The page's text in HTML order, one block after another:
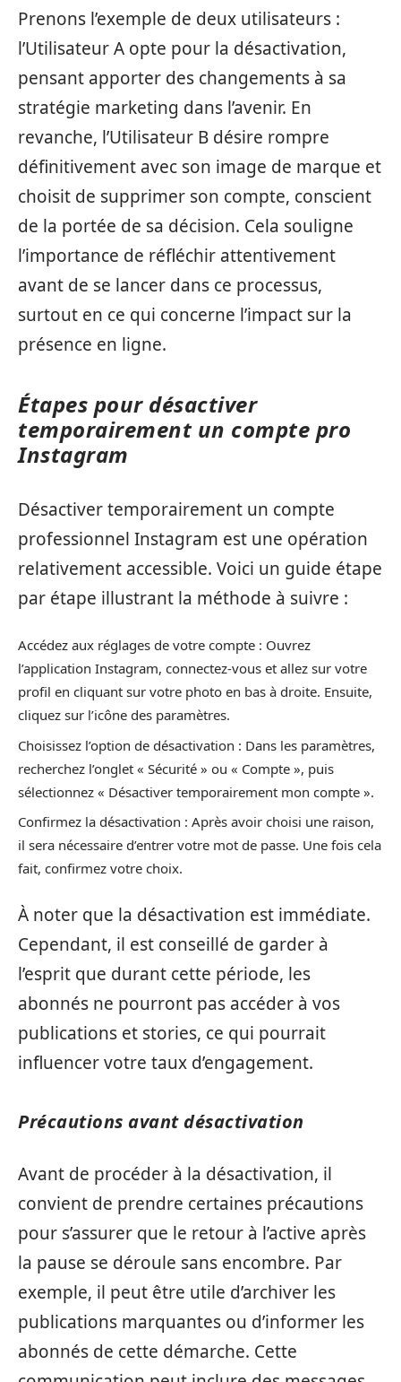
Prenons l’exemple de deux utilisateurs :
l’Utilisateur A opte pour la désactivation,
pensant apporter des changements à sa
stratégie marketing dans l’avenir. En
revanche, l’Utilisateur B désire rompre
définitivement avec son image de marque et
choisit de supprimer son compte, conscient
de la portée de sa décision. Cela souligne
l’importance de réfléchir attentivement
avant de se lancer dans ce processus,
surtout en ce qui concerne l’impact sur la
présence en ligne.
Étapes pour désactiver
temporairement un compte pro
Instagram
Désactiver temporairement un compte
professionnel Instagram est une opération
relativement accessible. Voici un guide étape
par étape illustrant la méthode à suivre :
Accédez aux réglages de votre compte : Ouvrez
l’application Instagram, connectez-vous et allez sur votre
profil en cliquant sur votre photo en bas à droite. Ensuite,
cliquez sur l’icône des paramètres.
Choisissez l’option de désactivation : Dans les paramètres,
recherchez l’onglet « Sécurité » ou « Compte », puis
sélectionnez « Désactiver temporairement mon compte ».
Confirmez la désactivation : Après avoir choisi une raison,
il sera nécessaire d’entrer votre mot de passe. Une fois cela
fait, confirmez votre choix.
À noter que la désactivation est immédiate.
Cependant, il est conseillé de garder à
l’esprit que durant cette période, les
abonnés ne pourront pas accéder à vos
publications et stories, ce qui pourrait
influencer votre taux d’engagement.
Précautions avant désactivation
Avant de procéder à la désactivation, il
convient de prendre certaines précautions
pour s’assurer que le retour à l’active après
la pause se déroule sans encombre. Par
exemple, il peut être utile d’archiver les
publications marquantes ou d’informer les
abonnés de cette démarche. Cette